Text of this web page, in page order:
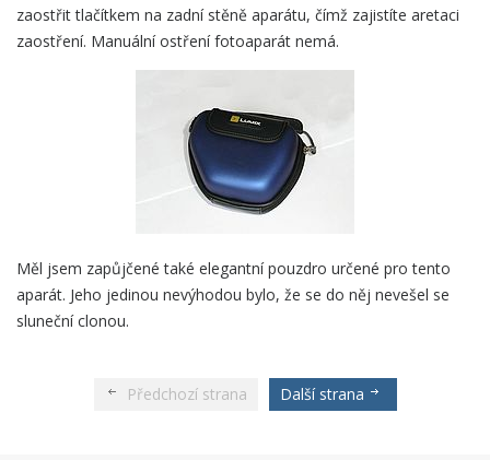
zaostřit tlačítkem na zadní stěně aparátu, čímž zajistíte aretaci
zaostření. Manuální ostření fotoaparát nemá.
Měl jsem zapůjčené také elegantní pouzdro určené pro tento
aparát. Jeho jedinou nevýhodou bylo, že se do něj nevešel se
sluneční clonou.
Předchozí strana Další strana